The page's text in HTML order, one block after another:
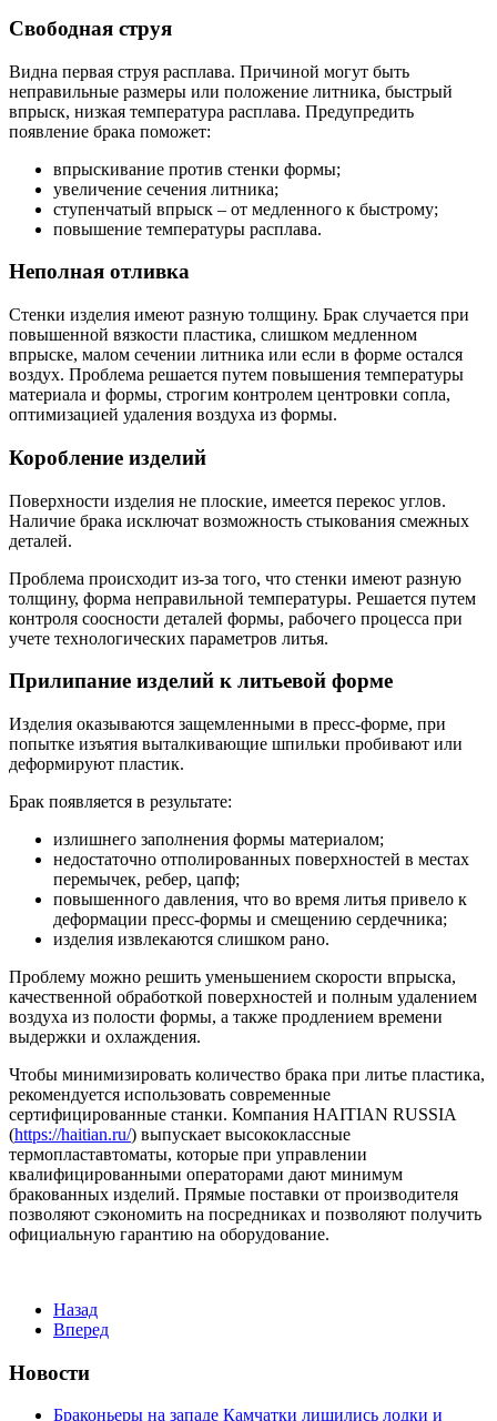
Свободная струя
Видна первая струя расплава. Причиной могут быть
неправильные размеры или положение литника, быстрый
впрыск, низкая температура расплава. Предупредить
появление брака поможет:
впрыскивание против стенки формы;
увеличение сечения литника;
ступенчатый впрыск – от медленного к быстрому;
повышение температуры расплава.
Неполная отливка
Стенки изделия имеют разную толщину. Брак случается при
повышенной вязкости пластика, слишком медленном
впрыске, малом сечении литника или если в форме остался
воздух. Проблема решается путем повышения температуры
материала и формы, строгим контролем центровки сопла,
оптимизацией удаления воздуха из формы.
Коробление изделий
Поверхности изделия не плоские, имеется перекос углов.
Наличие брака исключат возможность стыкования смежных
деталей.
Проблема происходит из-за того, что стенки имеют разную
толщину, форма неправильной температуры. Решается путем
контроля соосности деталей формы, рабочего процесса при
учете технологических параметров литья.
Прилипание изделий к литьевой форме
Изделия оказываются защемленными в пресс-форме, при
попытке изъятия выталкивающие шпильки пробивают или
деформируют пластик.
Брак появляется в результате:
излишнего заполнения формы материалом;
недостаточно отполированных поверхностей в местах
перемычек, ребер, цапф;
повышенного давления, что во время литья привело к
деформации пресс-формы и смещению сердечника;
изделия извлекаются слишком рано.
Проблему можно решить уменьшением скорости впрыска,
качественной обработкой поверхностей и полным удалением
воздуха из полости формы, а также продлением времени
выдержки и охлаждения.
Чтобы минимизировать количество брака при литье пластика,
рекомендуется использовать современные
сертифицированные станки. Компания HAITIAN RUSSIA
(https://haitian.ru/) выпускает высококлассные
термопластавтоматы, которые при управлении
квалифицированными операторами дают минимум
бракованных изделий. Прямые поставки от производителя
позволяют сэкономить на посредниках и позволяют получить
официальную гарантию на оборудование.
Назад
Вперед
Новости
Браконьеры на западе Камчатки лишились лодки и